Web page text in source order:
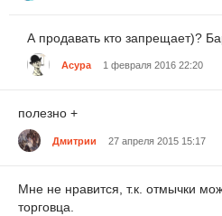
А продавать кто запрещает)?
Асура 1 февраля 2016 22:20
полезно +
Дмитрии 27 апреля 2015 15:17
Мне не нравится, т.к. отмычки
торговца.